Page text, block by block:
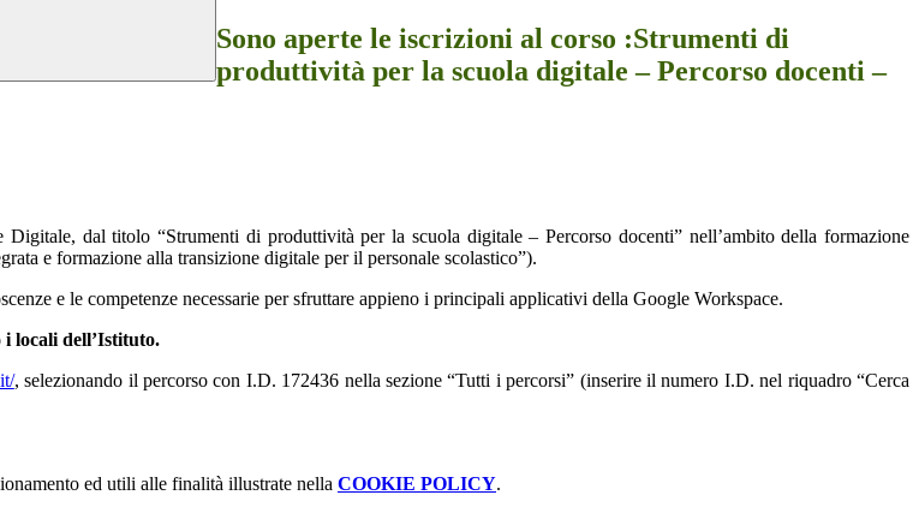
Sono aperte le iscrizioni al corso :Strumenti di
produttività per la scuola digitale – Percorso docenti –
dal titolo “Strumenti di produttività per la scuola digitale – Percorso docenti” nell’ambito della formazione
e formazione alla transizione digitale per il personale scolastico”).
e le competenze necessarie per sfruttare appieno i principali applicativi della Google Workspace.
locali dell’Istituto.
, selezionando il percorso con I.D. 172436 nella sezione “Tutti i percorsi” (inserire il numero I.D. nel riquadro “Cerca
ed utili alle finalità illustrate nella COOKIE POLICY.